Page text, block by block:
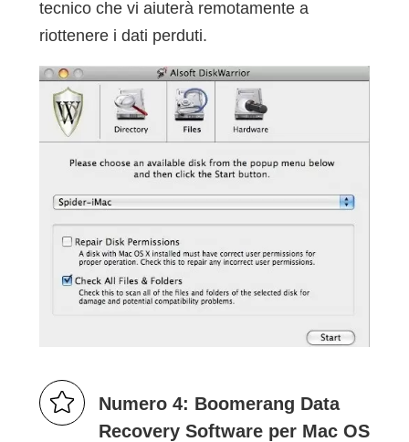
tecnico che vi aiuterà remotamente a
riottenere i dati perduti.
Numero 4: Boomerang Data
Recovery Software per Mac OS